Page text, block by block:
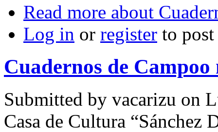
Read more about
Log in or register to
Cuadernos de Campoo
Submitted by vacarizu on
Casa de Cultura “Sánchez